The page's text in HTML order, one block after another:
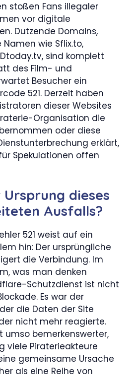
stoßen Fans illegaler
vor digitale
Dutzende Domains,
wie Sflix.to,
sind komplett
des Film- und
Besucher ein
521. Derzeit haben
dieser Websites
Organisation die
oder diese
erklärt,
Spekulationen offen
dieses
Ausfalls?
521 weist auf ein
hin: Der ursprüngliche
die Verbindung. Im
was man denken
Schutzdienst ist nicht
Es war der
die Daten der Site
nicht mehr reagierte.
umso bemerkenswerter,
viele Piraterieakteure
gemeinsame Ursache
als eine Reihe von